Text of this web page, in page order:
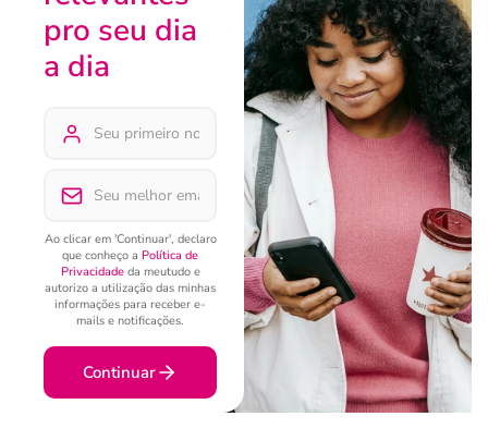
pro seu dia
a dia
Ao clicar em 'Continuar', declaro
que conheço a Política de
Privacidadeda meutudo e
autorizo a utilização das minhas
informações para receber e-
mails e notificações.
Continuar